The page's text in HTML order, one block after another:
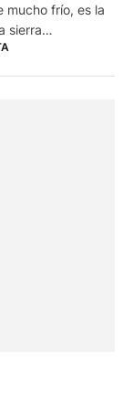
mucho frío, es la
sierra
de una laguna